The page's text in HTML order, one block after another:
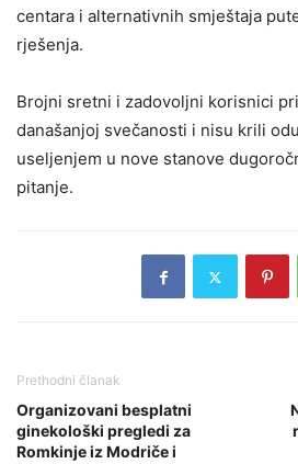
centara i alternativnih smještaja
rješenja.
Brojni sretni i zadovoljni korisnici
današanjoj svečanosti i nisu krili
useljenjem u nove stanove
pitanje.
Prethodni članak
Organizovani besplatni
ginekološki pregledi za
Romkinje iz Modriče i